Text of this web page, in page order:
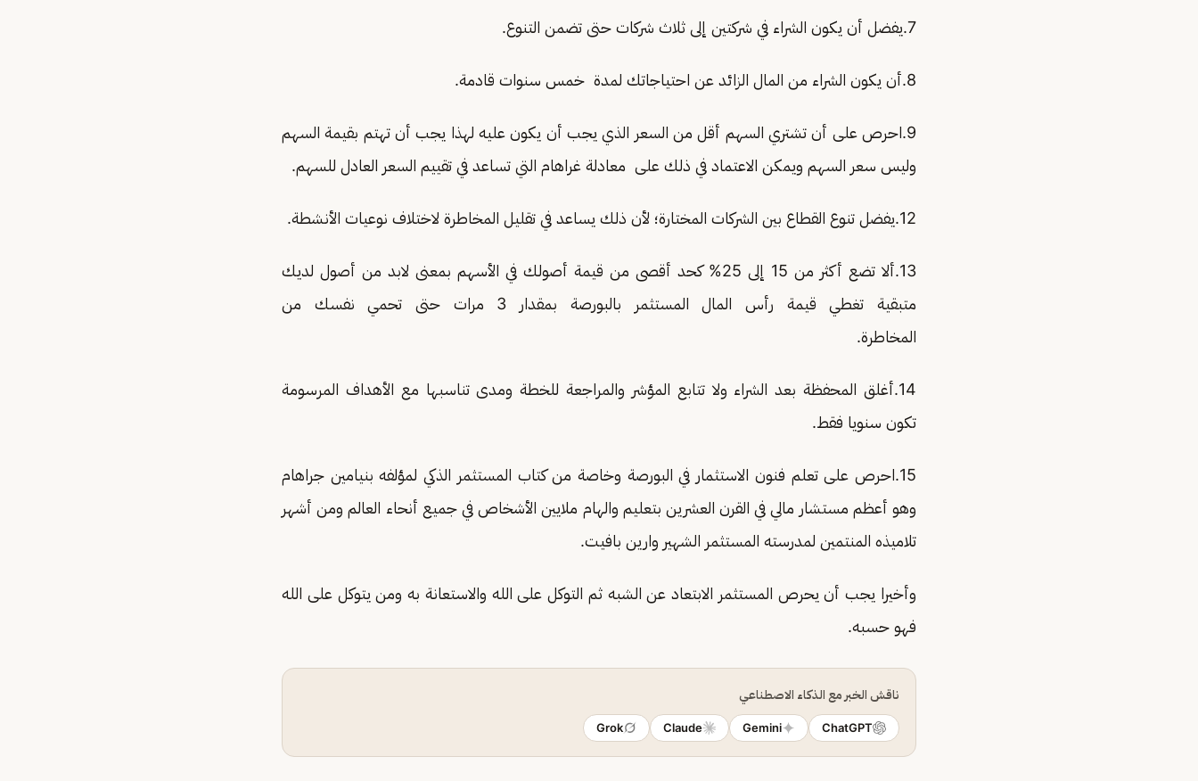
7.يفضل أن يكون الشراء في شركتين إلى ثلاث شركات حتى تضمن التنوع.
8.أن يكون الشراء من المال الزائد عن احتياجاتك لمدة خمس سنوات قادمة.
9.احرص على أن تشتري السهم أقل من السعر الذي يجب أن يكون عليه لهذا يجب أن تهتم بقيمة السهم
وليس سعر السهم ويمكن الاعتماد في ذلك على معادلة غراهام التي تساعد في تقييم السعر العادل للسهم.
‏13.ألا تضع أكثر من 15 إلى 25% كحد أقصى من قيمة أصولك في الأسهم بمعنى لابد من أصول لديك
متبقية تغطي قيمة رأس المال المستثمر بالبورصة بمقدار 3 مرات حتى تحمي نفسك من
المخاطرة.
14.أغلق المحفظة بعد الشراء ولا تتابع المؤشر والمراجعة للخطة ومدى تناسبها مع الأهداف المرسومة
تكون سنويا فقط.
15.احرص على تعلم فنون الاستثمار في البورصة وخاصة من كتاب المستثمر الذكي لمؤلفه بنيامين جراهام
وهو أعظم مستشار مالي في القرن العشرين بتعليم والهام ملايين الأشخاص في جميع أنحاء العالم ومن أشهر
تلاميذه المنتمين لمدرسته المستثمر الشهير وارين بافيت.
وأخيرا يجب أن يحرص المستثمر الابتعاد عن الشبه ثم التوكل على الله والاستعانة به ومن يتوكل على الله
فهو حسبه.
ناقش الخبر مع الذكاء الاصطناعي
ChatGPT
Gemini
Claude
Grok